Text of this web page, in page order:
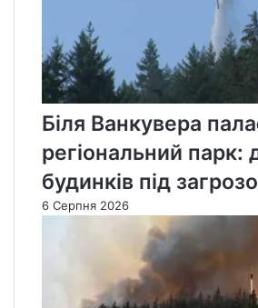
Біля Ванкувера
регіональний парк:
будинків під
6 Серпня 2026